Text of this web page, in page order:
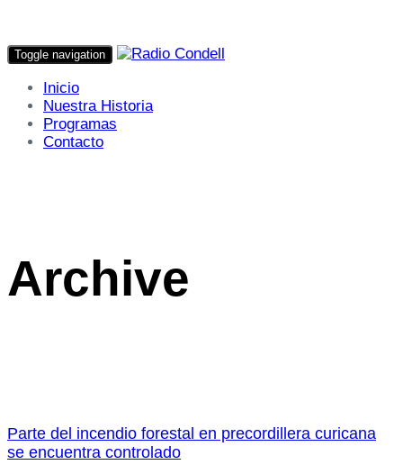
Toggle navigation
Inicio
Nuestra Historia
Programas
Contacto
Archive
Parte del incendio forestal en precordillera curicana
se encuentra controlado